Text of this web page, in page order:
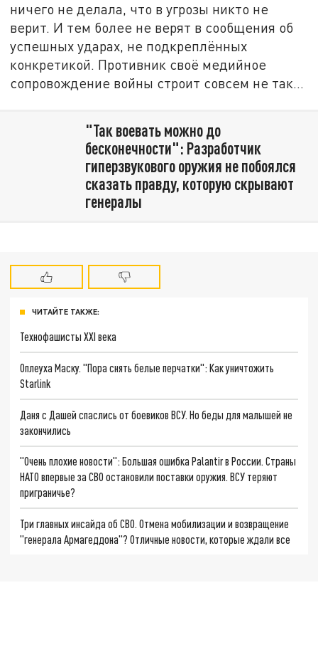
ничего не делала, что в угрозы никто не
верит. И тем более не верят в сообщения об
успешных ударах, не подкреплённых
конкретикой. Противник своё медийное
сопровождение войны строит совсем не так…
"Так воевать можно до
бесконечности": Разработчик
гиперзвукового оружия не побоялся
сказать правду, которую скрывают
генералы
ЧИТАЙТЕ ТАКЖЕ:
Технофашисты XXI века
Оплеуха Маску. "Пора снять белые перчатки": Как уничтожить
Starlink
Даня с Дашей спаслись от боевиков ВСУ. Но беды для малышей не
закончились
"Очень плохие новости": Большая ошибка Palantir в России. Страны
НАТО впервые за СВО остановили поставки оружия. ВСУ теряют
приграничье?
Три главных инсайда об СВО. Отмена мобилизации и возвращение
"генерала Армагеддона"? Отличные новости, которые ждали все